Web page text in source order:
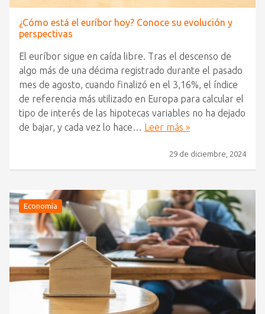
¿Cómo está el euríbor hoy? Conoce su evolución y
perspectivas
El euríbor sigue en caída libre. Tras el descenso de
algo más de una décima registrado durante el pasado
mes de agosto, cuando finalizó en el 3,16%, el índice
de referencia más utilizado en Europa para calcular el
tipo de interés de las hipotecas variables no ha dejado
de bajar, y cada vez lo hace… Leer más »
29 de diciembre, 2024
Economía